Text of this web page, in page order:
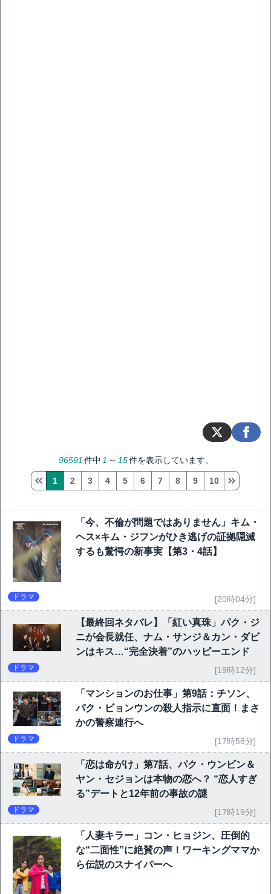
96591 件中 1 ～ 15件を表示しています。
1 2 3 4 5 6 7 8 9 10
「今、不倫が問題ではありません」キム・
ヘス×キム・ジフンがひき逃げの証拠隠滅
するも驚愕の新事実【第3・4話】
ドラマ [20時04分]
【最終回ネタバレ】「紅い真珠」パク・ジ
ニが会長就任、ナム・サンジ＆カン・ダビ
ンはキス…“完全決着”のハッピーエンド
ドラマ [19時12分]
「マンションのお仕事」第9話：チソン、
パク・ビョンウンの殺人指示に直面！まさ
かの警察連行へ
ドラマ [17時58分]
「恋は命がけ」第7話、パク・ウンビン＆
ヤン・セジョンは本物の恋へ？ “恋人すぎ
る”デートと12年前の事故の謎
ドラマ [17時19分]
「人妻キラー」コン・ヒョジン、圧倒的
な“二面性”に絶賛の声！ワーキングママか
ら伝説のスナイパーへ